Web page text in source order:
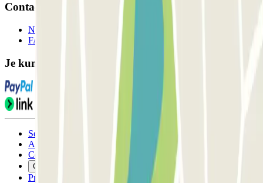
Contact
Neem contact met ons op
FAQ
Je kunt deze betaalmethoden gebruiken:
Servicevoorwaarden
Annuleringsvoorwaarden
Cookiebeleid
Cookies beheren
Privacybeleid